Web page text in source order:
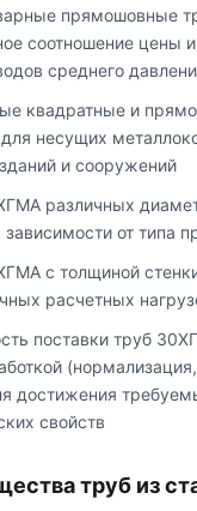
прямошовные
соотношение цены
среднего
квадратные и
несущих
и сооружений
различных
от типа
с толщиной
расчетных
поставки труб
достижения
свойств
труб из